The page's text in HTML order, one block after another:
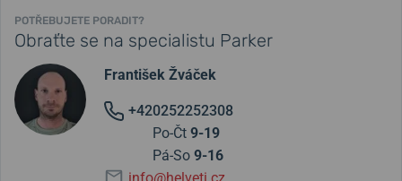
POTŘEBUJETE PORADIT?
Obraťte se na specialistu Parker
František Žváček
+420252252308
Po-Čt 9-19
Pá-So 9-16
info@helveti.cz